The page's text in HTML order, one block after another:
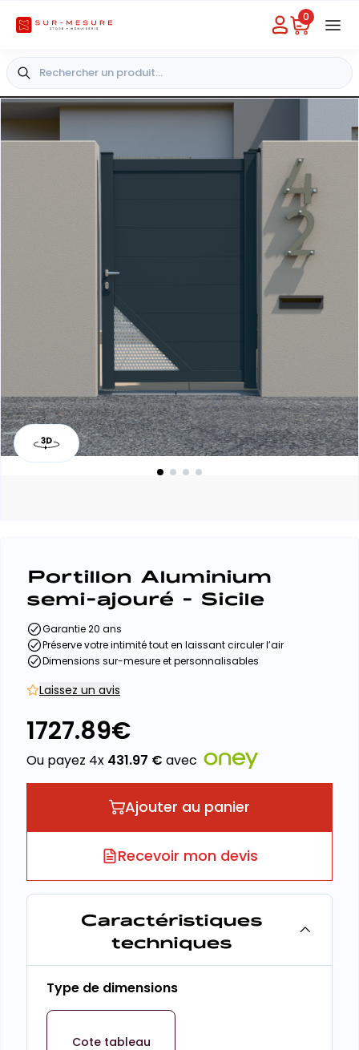
Besoin d'aide
0
Portillon Aluminium
semi-ajouré - Sicile
Garantie 20 ans
Préserve votre intimité tout en laissant circuler l’air
Dimensions sur-mesure et personnalisables
Laissez un avis
1727.89€
Ou payez 4x 431.97 € avec
Ajouter au panier
Recevoir mon devis
Caractéristiques
techniques
Type de dimensions
Cote tableau